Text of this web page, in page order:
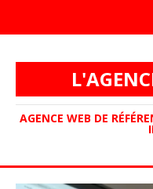
AGENCE WEB DE